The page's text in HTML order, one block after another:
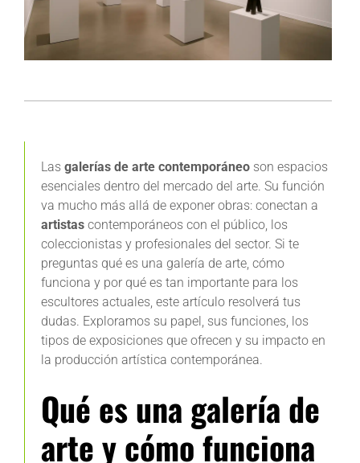
Las galerías de arte contemporáneo son espacios
esenciales dentro del mercado del arte. Su función
va mucho más allá de exponer obras: conectan a
artistas contemporáneos con el público, los
coleccionistas y profesionales del sector. Si te
preguntas qué es una galería de arte, cómo
funciona y por qué es tan importante para los
escultores actuales, este artículo resolverá tus
dudas. Exploramos su papel, sus funciones, los
tipos de exposiciones que ofrecen y su impacto en
la producción artística contemporánea.
Qué es una galería de
arte y cómo funciona